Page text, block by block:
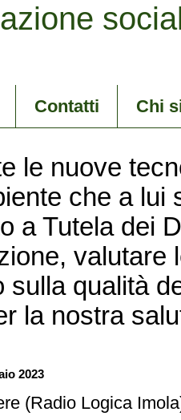
Contatti Chi
le nuove
che a lui
a Tutela dei
valutare
sulla qualità
la nostra
2023
(Radio Logica